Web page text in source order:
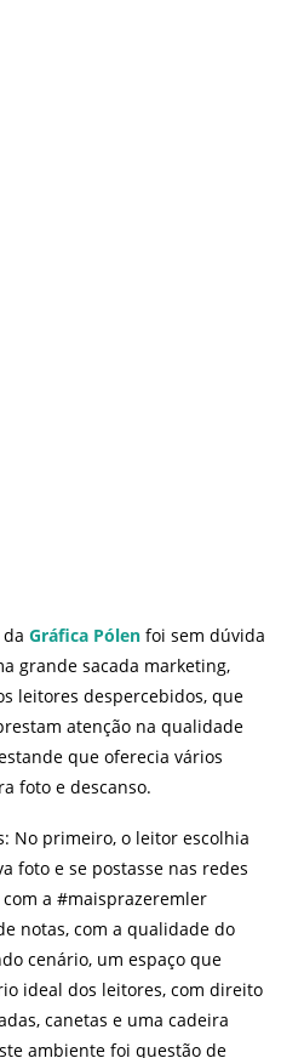
Gráfica Pólen foi sem dúvida
grande sacada marketing,
leitores despercebidos, que
atenção na qualidade
que oferecia vários
foto e descanso.
No primeiro, o leitor escolhia
foto e se postasse nas redes
a #maisprazeremler
notas, com a qualidade do
cenário, um espaço que
ideal dos leitores, com direito
canetas e uma cadeira
ambiente foi questão de